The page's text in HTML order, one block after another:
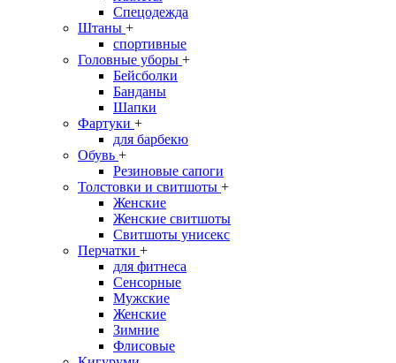
Спецодежда
Штаны +
спортивные
Головные уборы +
Бейсболки
Банданы
Шапки
Фартуки +
для барбекю
Обувь +
Резиновые сапоги
Толстовки и свитшоты +
Женские
Женские свитшоты
Свитшоты унисекс
Перчатки +
для фитнеса
Сенсорные
Мужские
Женские
Зимние
Флисовые